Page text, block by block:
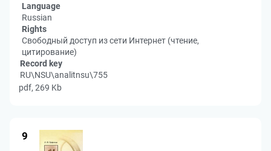
Language
Russian
Rights
Свободный доступ из сети Интернет (чтение,
цитирование)
Record key
RU\NSU\analitnsu\755
pdf, 269 Kb
9